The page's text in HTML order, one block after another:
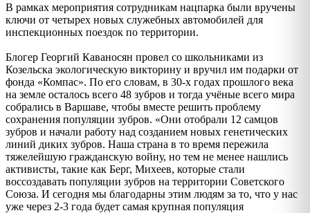
В рамках мероприятия сотрудникам нацпарка были вручены
ключи от четырех новых служебных автомобилей для
инспекционных поездок по территории.
Блогер Георгий Каваносян провел со школьниками из
Козельска экологическую викторину и вручил им подарки от
фонда «Компас». По его словам, в 30-х годах прошлого века
на земле осталось всего 48 зубров и тогда учёные всего мира
собрались в Варшаве, чтобы вместе решить проблему
сохранения популяции зубров. «Они отобрали 12 самцов
зубров и начали работу над созданием новых генетических
линий диких зубров. Наша страна в то время пережила
тяжелейшую гражданскую войну, но тем не менее нашлись
активисты, такие как Берг, Михеев, которые стали
воссоздавать популяции зубров на территории Советского
Союза. И сегодня мы благодарны этим людям за то, что у нас
уже через 2-3 года будет самая крупная популяция